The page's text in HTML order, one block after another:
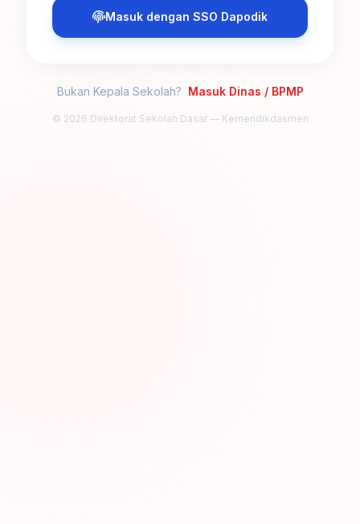
Masuk dengan SSO Dapodik
Bukan Kepala Sekolah? Masuk Dinas / BPMP
© 2026 Direktorat Sekolah Dasar — Kemendikdasmen